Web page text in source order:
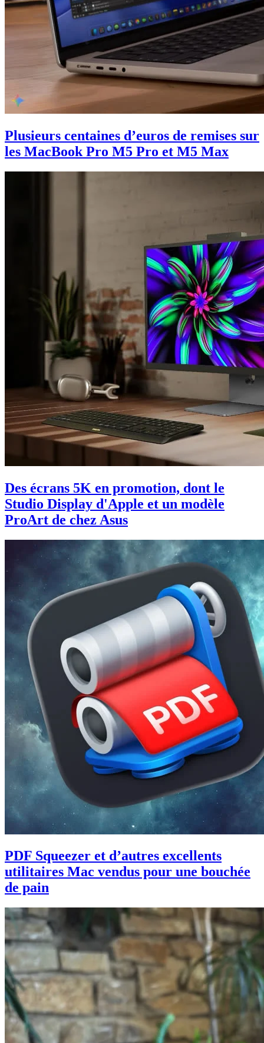
Plusieurs centaines d’euros de remises sur
les MacBook Pro M5 Pro et M5 Max
Des écrans 5K en promotion, dont le
Studio Display d'Apple et un modèle
ProArt de chez Asus
PDF Squeezer et d’autres excellents
utilitaires Mac vendus pour une bouchée
de pain